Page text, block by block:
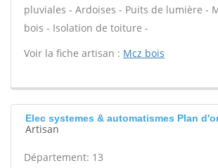
pluviales - Ardoises - Puits de lumière -
bois - Isolation de toiture -
Voir la fiche artisan : Mcz bois
Elec systemes & automatismes Plan
Artisan
Département: 13